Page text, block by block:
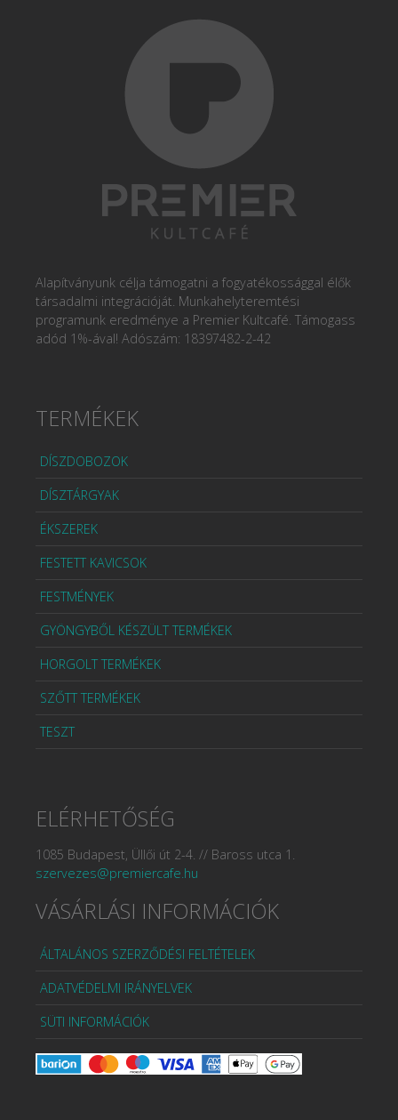
Alapítványunk célja támogatni a fogyatékossággal élők
társadalmi integrációját. Munkahelyteremtési
programunk eredménye a Premier Kultcafé. Támogass
adód 1%-ával! Adószám: 18397482-2-42
TERMÉKEK
DÍSZDOBOZOK
DÍSZTÁRGYAK
ÉKSZEREK
FESTETT KAVICSOK
FESTMÉNYEK
GYÖNGYBŐL KÉSZÜLT TERMÉKEK
HORGOLT TERMÉKEK
SZŐTT TERMÉKEK
TESZT
ELÉRHETŐSÉG
1085 Budapest, Üllői út 2-4. // Baross utca 1.
szervezes@premiercafe.hu
VÁSÁRLÁSI INFORMÁCIÓK
ÁLTALÁNOS SZERZŐDÉSI FELTÉTELEK
ADATVÉDELMI IRÁNYELVEK
SÜTI INFORMÁCIÓK